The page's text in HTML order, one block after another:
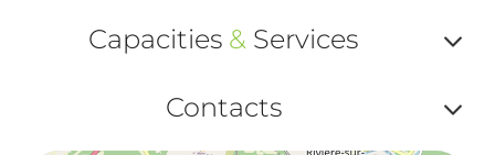
ou
Capacities & Services
ou
Contacts